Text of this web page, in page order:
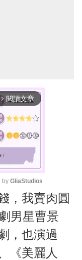
arrow_forward_ios 閱讀文章
M
u
t
by GliaStudios
，我賣肉圓
男星曹景
，也演過
《美麗人